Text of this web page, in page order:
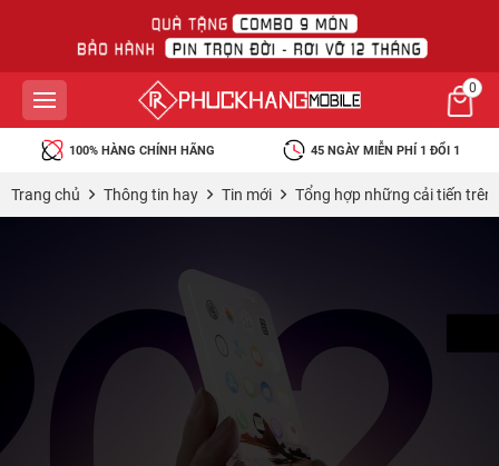
0
100% HÀNG CHÍNH HÃNG 45 NGÀY MIỄN PHÍ 1 ĐỔI 1
Trang chủ Thông tin hay Tin mới Tổng hợp những cải tiến trên